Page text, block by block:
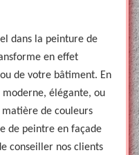
dans la peinture de
en effet
de votre bâtiment. En
élégante, ou
de couleurs
de peintre en façade
conseiller nos clients